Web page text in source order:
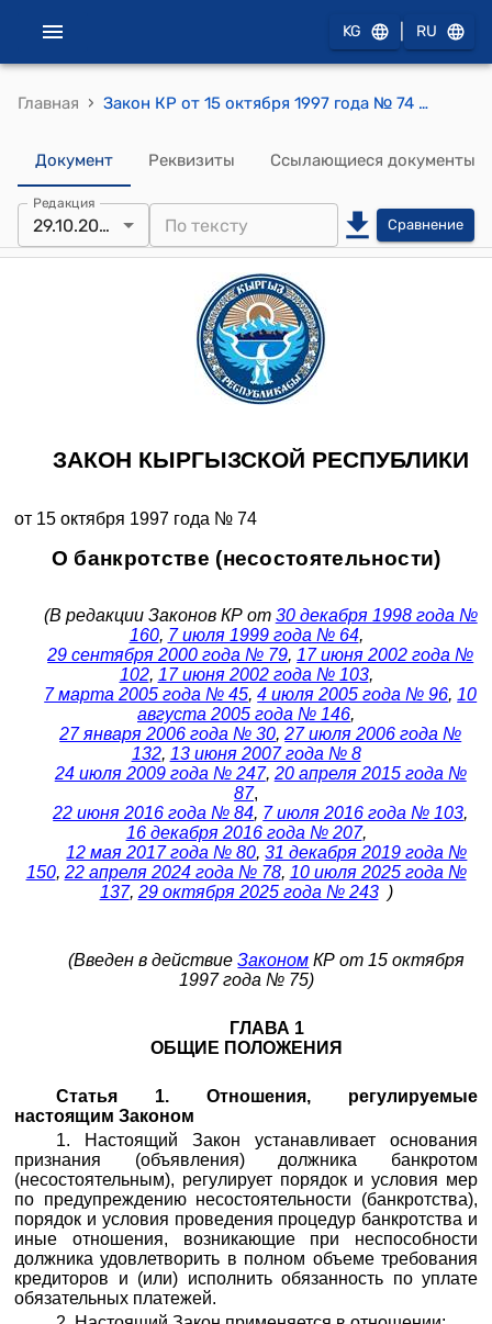
KG RU
Главная › Закон КР от 15 октября 1997 года № 74 "О банкротстве (несостоятельности)"
Документ Реквизиты Ссылающиеся документы
Редакция
29.10.2025 Сравнение